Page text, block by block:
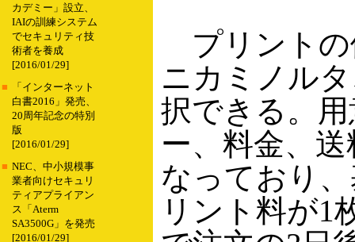
カデミー」設立、
IAIの訓練システム
でセキュリティ技
術者を養成
[2016/01/29]
■
「インターネット
白書2016」発売、
20周年記念の特別
版
[2016/01/29]
■ NEC、中小規模事
業者向けセキュリ
ティアプライアン
ス「Aterm
SA3500G」を発売
[2016/01/29]
プリントの
ニカミノル
択できる。
ー、料金、
なっており
リント料が1